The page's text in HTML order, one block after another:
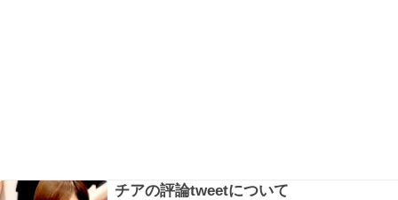
チアの評論tweetについて